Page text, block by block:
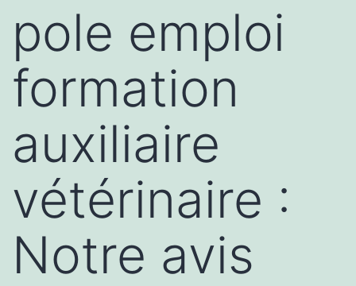
pole emploi
formation
auxiliaire
vétérinaire :
Notre avis